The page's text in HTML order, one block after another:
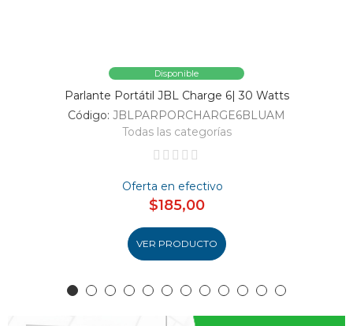
Disponible
Parlante Portátil JBL Charge 6| 30 Watts
Código: JBLPARPORCHARGE6BLUAM
Todas las categorías
Oferta en efectivo
$185,00
VER PRODUCTO